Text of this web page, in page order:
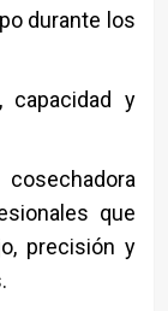
durante los
capacidad y
que
precisión y